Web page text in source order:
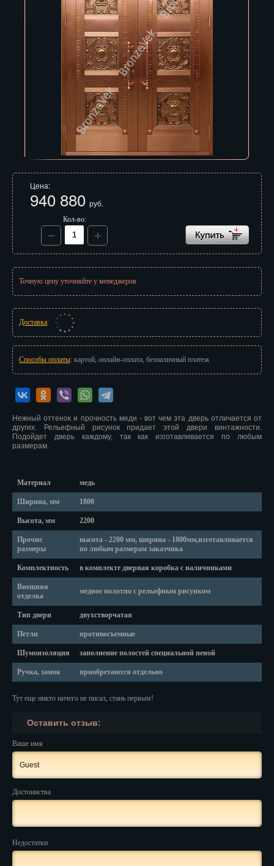
Владивосток
Владикавказ
Владимир
Волгоград
Вологда
Воронеж
Горно-Алтайск
Екатеринбург
Зеленоград
Ижевск
Йошкар-Ола
Калуга
Курган
Кызыл
Липецк
Цена:
940 880 руб.
Кол-во:
Точную цену уточняйте у менеджеров
Доставка:
Способы оплаты: картой, онлайн-оплата, безналичный платеж
Нежный оттенок и прочность меди - вот чем эта дверь отличается от
других. Рельефный рисунок придает этой двери винтажности.
Подойдет дверь каждому, так как изготавливается по любым
размерам.
Материал медь
Ширина, мм 1800
Высота, мм 2200
Прочие
размеры
высота - 2200 мм, ширина - 1800мм,изготавливается
по любым размерам заказчика
Комплектность в комплекте дверная коробка с наличниками
Внешняя
отделка
медное полотно с рельефным рисунком
Тип двери двухстворчатая
Петли противосъемные
Шумоизоляция заполнение полостей специальной пеной
Ручка, замок приобретаются отдельно
Тут еще никто ничего не писал, стань первым!
Оставить отзыв:
Ваше имя
Достоинства
Недостатки